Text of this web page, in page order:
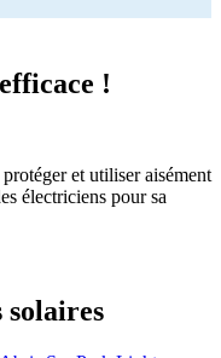
!
et utiliser aisément
électriciens pour sa
solaires